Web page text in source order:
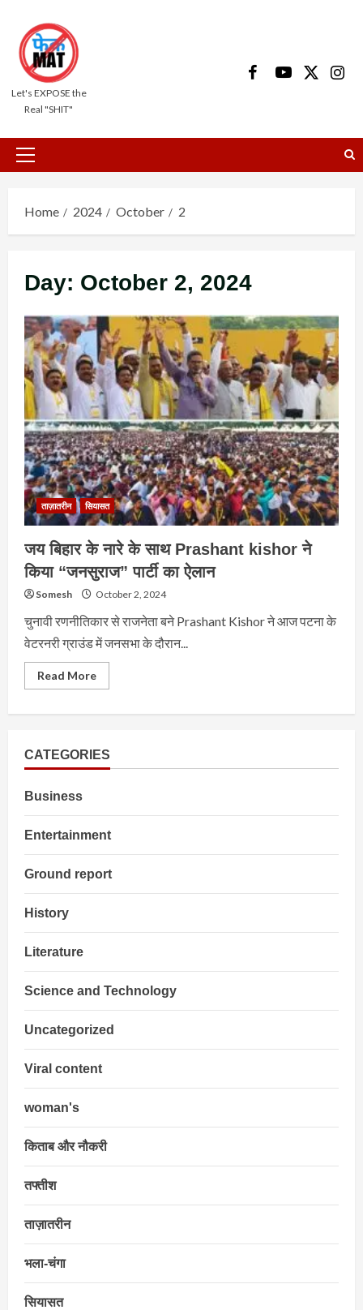
content
Let's EXPOSE the
Real "SHIT"
FacebookYoutube
X
Primary
Home 2024 October 2
Day: October 2, 2024
ताज़ातरीन सियासत
जय बिहार के नारे के साथ Prashant kishor ने
किया “जनसुराज” पार्टी का ऐलान
Somesh October 2, 2024
चुनावी रणनीतिकार से राजनेता बने Prashant Kishor ने आज पटना के
वेटरनरी ग्राउंड में जनसभा के दौरान...
Read MoreRead
more
के
साथ
पार्टी
ऐलान
CATEGORIES
Business
Entertainment
Ground report
History
Literature
Science and Technology
Uncategorized
Viral content
woman's
किताब और नौकरी
तफ्तीश
ताज़ातरीन
भला-चंगा
सियासत